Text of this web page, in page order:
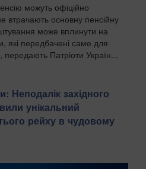
можуть офіційно
втрачають основну пенсійну
може вплинути на
які передбачені саме для
Патріоти Україн...
Неподалік західного
унікальний
рейху в чудовому